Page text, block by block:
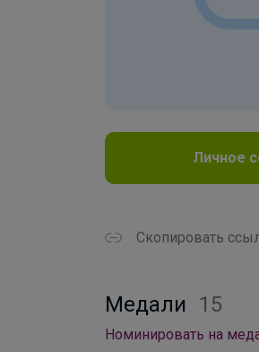
Личное
Скопировать
Медали 15
Номинировать на